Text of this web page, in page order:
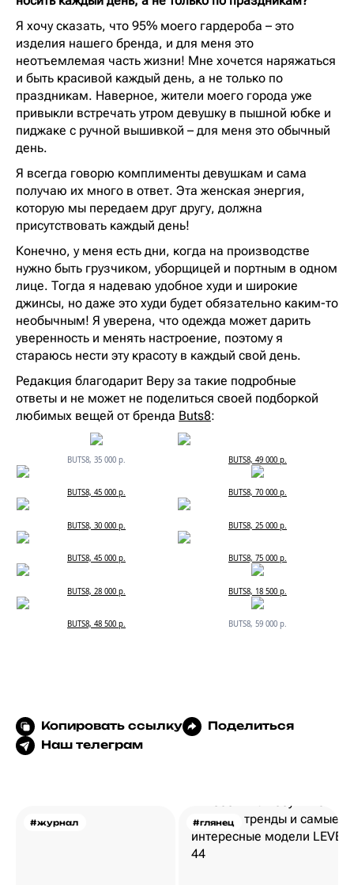
Я хочу сказать, что 95% моего гардероба – это
изделия нашего бренда, и для меня это
неотъемлемая часть жизни! Мне хочется наряжаться
и быть красивой каждый день, а не только по
праздникам. Наверное, жители моего города уже
привыкли встречать утром девушку в пышной юбке и
пиджаке с ручной вышивкой – для меня это обычный
день.
Я всегда говорю комплименты девушкам и сама
получаю их много в ответ. Эта женская энергия,
которую мы передаем друг другу, должна
присутствовать каждый день!
Конечно, у меня есть дни, когда на производстве
нужно быть грузчиком, уборщицей и портным в одном
лице. Тогда я надеваю удобное худи и широкие
джинсы, но даже это худи будет обязательно каким-то
необычным! Я уверена, что одежда может дарить
уверенность и менять настроение, поэтому я
стараюсь нести эту красоту в каждый свой день.
Редакция благодарит Веру за такие подробные
ответы и не может не поделиться своей подборкой
любимых вещей от бренда Buts8:
BUTS8, 35 000 р. BUTS8, 49 000 р.
BUTS8, 45 000 р. BUTS8, 70 000 р.
BUTS8, 30 000 р. BUTS8, 25 000 р.
BUTS8, 45 000 р. BUTS8, 75 000 р.
BUTS8, 28 000 р. BUTS8, 18 500 р.
BUTS8, 48 500 р. BUTS8, 59 000 р.
Копировать ссылку
Поделиться
Наш телеграм
#журнал #глянец